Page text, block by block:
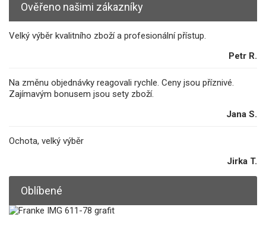
Ověřeno našimi zákazníky
Velký výběr kvalitního zboží a profesionální přístup.
Petr R.
Na změnu objednávky reagovali rychle. Ceny jsou příznivé.
Zajímavým bonusem jsou sety zboží.
Jana S.
Ochota, velký výběr
Jirka T.
Oblíbené